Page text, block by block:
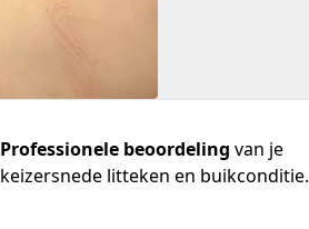
Professionele beoordeling van je
keizersnede litteken en buikconditie.